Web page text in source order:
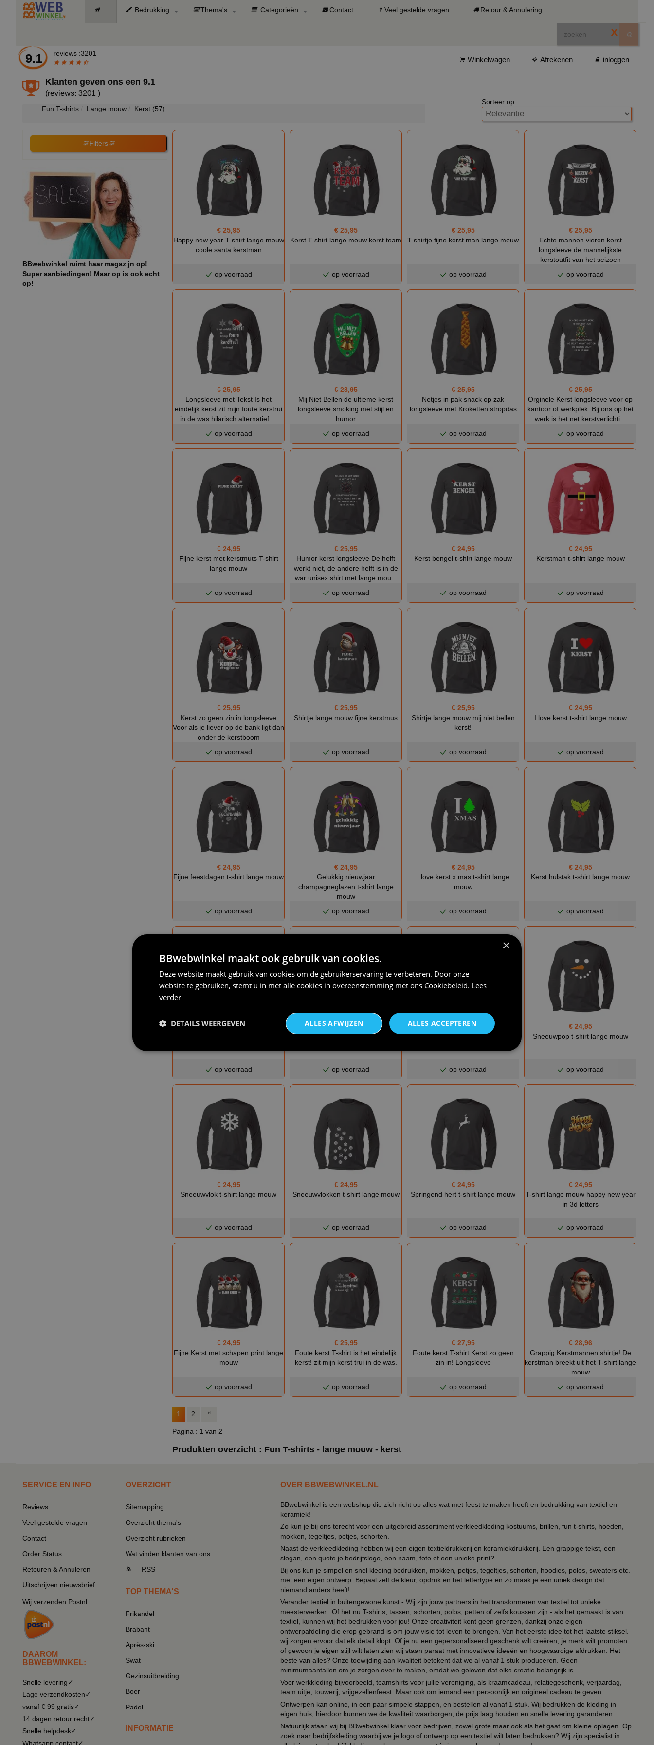
Bedrukking Thema's Categorieën Contact Veel gestelde vragen Retour & Annulering
X
9.1 reviews :3201
Winkelwagen Afrekenen inloggen
Klanten geven ons een9.1
(reviews: 3201 )
Fun T-shirts Lange mouw Kerst (57)
Sorteer op :
Filters
BBwebwinkel ruimt haar magazijn op!
Super aanbiedingen! Maar op is ook echt
op!
€ 25,95
Happy new year T-shirt lange mouw
coole santa kerstman
op voorraad
€ 25,95
Kerst T-shirt lange mouw kerst team
op voorraad
€ 25,95
T-shirtje fijne kerst man lange mouw
op voorraad
€ 25,95
Echte mannen vieren kerst
longsleeve de mannelijkste
kerstoutfit van het seizoen
op voorraad
€ 25,95
Longsleeve met Tekst Is het
eindelijk kerst zit mijn foute kerstrui
in de was hilarisch alternatief ...
op voorraad
€ 28,95
Mij Niet Bellen de ultieme kerst
longsleeve smoking met stijl en
humor
op voorraad
€ 25,95
Netjes in pak snack op zak
longsleeve met Kroketten stropdas
op voorraad
€ 25,95
Orginele Kerst longsleeve voor op
kantoor of werkplek. Bij ons op het
werk is het net kerstverlichti...
op voorraad
€ 24,95
Fijne kerst met kerstmuts T-shirt
lange mouw
op voorraad
€ 25,95
Humor kerst longsleeve De helft
werkt niet, de andere helft is in de
war unisex shirt met lange mou...
op voorraad
€ 24,95
Kerst bengel t-shirt lange mouw
op voorraad
€ 24,95
Kerstman t-shirt lange mouw
op voorraad
€ 25,95
Kerst zo geen zin in longsleeve
Voor als je liever op de bank ligt dan
onder de kerstboom
op voorraad
€ 25,95
Shirtje lange mouw fijne kerstmus
op voorraad
€ 25,95
Shirtje lange mouw mij niet bellen
kerst!
op voorraad
€ 24,95
I love kerst t-shirt lange mouw
op voorraad
€ 24,95
Fijne feestdagen t-shirt lange mouw
op voorraad
€ 24,95
Gelukkig nieuwjaar
champagneglazen t-shirt lange
mouw
op voorraad
€ 24,95
I love kerst x mas t-shirt lange
mouw
op voorraad
€ 24,95
Kerst hulstak t-shirt lange mouw
op voorraad
€ 24,95
op voorraad
€ 24,95
Merry x mas lange mouw t-shirt
op voorraad
€ 24,95
Rendieren t-shirt lange mouw
op voorraad
€ 24,95
Sneeuwpop t-shirt lange mouw
op voorraad
€ 24,95
Sneeuwvlok t-shirt lange mouw
op voorraad
€ 24,95
Sneeuwvlokken t-shirt lange mouw
op voorraad
€ 24,95
Springend hert t-shirt lange mouw
op voorraad
€ 24,95
T-shirt lange mouw happy new year
in 3d letters
op voorraad
€ 24,95
Fijne Kerst met schapen print lange
mouw
op voorraad
€ 25,95
Foute kerst T-shirt is het eindelijk
kerst! zit mijn kerst trui in de was.
op voorraad
€ 27,95
Foute kerst T-shirt Kerst zo geen
zin in! Longsleeve
op voorraad
€ 28,96
Grappig Kerstmannen shirtje! De
kerstman breekt uit het T-shirt lange
mouw
op voorraad
1 2
Pagina : 1 van 2
Produkten overzicht : Fun T-shirts - lange mouw - kerst
SERVICE EN INFO
Reviews
Veel gestelde vragen
Contact
Order Status
Retouren & Annuleren
Uitschrijven nieuwsbrief
Wij verzenden Postnl
DAAROM
BBWEBWINKEL:
Snelle levering✓
Lage verzendkosten✓
vanaf € 99 gratis✓
14 dagen retour recht✓
Snelle helpdesk✓
Whatsapp contact✓
OVERZICHT
Sitemapping
Overzicht thema's
Overzicht rubrieken
Wat vinden klanten van ons
RSS
TOP THEMA'S
Frikandel
Brabant
Après-ski
Swat
Gezinsuitbreiding
Boer
Padel
INFORMATIE
OVER BBWEBWINKEL.NL
BBwebwinkel is een webshop die zich richt op alles wat met feest te maken heeft en bedrukking van textiel en
keramiek!
Zo kun je bij ons terecht voor een uitgebreid assortiment verkleedkleding kostuums, brillen, fun t-shirts, hoeden,
mokken, tegeltjes, petjes, schorten.
Naast de verkleedkleding hebben wij een eigen textieldrukkerij en keramiekdrukkerij. Een grappige tekst, een
slogan, een quote je bedrijfslogo, een naam, foto of een unieke print?
Bij ons kun je simpel en snel kleding bedrukken, mokken, petjes, tegeltjes, schorten, hoodies, polos, sweaters etc.
met een eigen ontwerp. Bepaal zelf de kleur, opdruk en het lettertype en zo maak je een uniek design dat
niemand anders heeft!
Verander textiel in buitengewone kunst - Wij zijn jouw partners in het transformeren van textiel tot unieke
meesterwerken. Of het nu T-shirts, tassen, schorten, polos, petten of zelfs koussen zijn - als het gemaakt is van
textiel, kunnen wij het bedrukken voor jou! Onze creativiteit kent geen grenzen, dankzij onze eigen
ontwerpafdeling die erop gebrand is om jouw visie tot leven te brengen. Van het eerste idee tot het laatste stiksel,
wij zorgen ervoor dat elk detail klopt. Of je nu een gepersonaliseerd geschenk wilt creëren, je merk wilt promoten
of gewoon je eigen stijl wilt laten zien wij staan paraat met innovatieve ideeën en hoogwaardige afdrukken. Het
beste van alles? Onze toewijding aan kwaliteit betekent dat we al vanaf 1 stuk produceren. Geen
minimumaantallen om je zorgen over te maken, omdat we geloven dat elke creatie belangrijk is.
Voor werkkleding bijvoorbeeld, teamshirts voor jullie vereniging, als kraamcadeau, relatiegeschenk, verjaardag,
team uitje, touwerij, vrijgezellenfeest. Maar ook om iemand een persoonlijk en origineel cadeau te geven.
Ontwerpen kan online, in een paar simpele stappen, en bestellen al vanaf 1 stuk. Wij bedrukken de kleding in
eigen huis, hierdoor kunnen we de kwaliteit waarborgen, de prijs laag houden en snelle levering garanderen.
Natuurlijk staan wij bij BBwebwinkel klaar voor bedrijven, zowel grote maar ook als het gaat om kleine oplagen. Op
zoek naar bedrijfskleding waarbij we je logo of ontwerp op een textiel wilt laten bedrukken? Wij zijn specialist in
×
BBwebwinkel maakt ook gebruik van cookies.
Deze website maakt gebruik van cookies om de gebruikerservaring te verbeteren. Door onze
website te gebruiken, stemt u in met alle cookies in overeenstemming met ons Cookiebeleid. Lees
verder
ALLES ACCEPTEREN
ALLES AFWIJZEN
DETAILS WEERGEVEN